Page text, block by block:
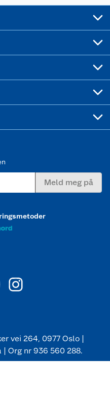
Meld meg på
vei 264, 0977 Oslo |
| Org nr 936 560 288.